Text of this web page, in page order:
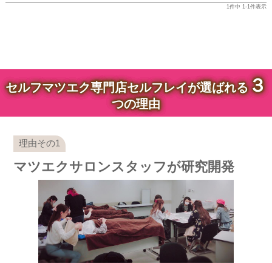
1件中 1-1件表示
セルフマツエク専門店セルフレイが選ばれる３
つの理由
マツエクサロンスタッフが研究開発